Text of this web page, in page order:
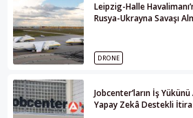
Leipzig-Halle
Rusya-Ukrayna Savaşı
DRONE
Jobcenter’ların İş
Yapay Zekâ Destekli